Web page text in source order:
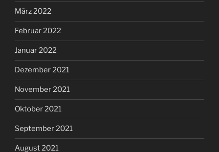
März 2022
Februar 2022
Januar 2022
Dezember 2021
November 2021
Oktober 2021
September 2021
August 2021